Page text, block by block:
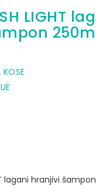
LIGHT
KOSE
lagani hranjivi